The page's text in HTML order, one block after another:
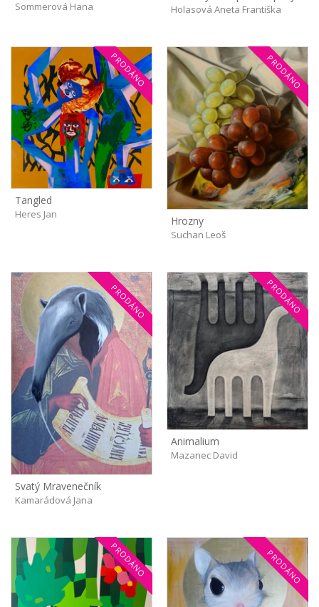
Sommerová Hana Holasová Aneta Františka
PRODÁNO
Tangled
Heres Jan
PRODÁNO
Hrozny
Suchan Leoš
PRODÁNO
Svatý Mravenečník
Kamarádová Jana
PRODÁNO
Animalium
Mazanec David
PRODÁNO PRODÁNO